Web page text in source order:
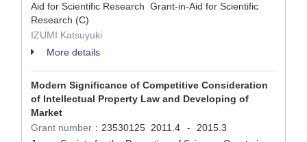
Aid for Scientific Research Grant-in-Aid for Scientific
Research (C)
IZUMI Katsuyuki
More details
Modern Significance of Competitive Consideration
of Intellectual Property Law and Developing of
Market
Grant number： 23530125 2011.4 -
2015.3